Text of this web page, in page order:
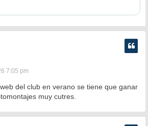
7:05 pm
del club en verano se tiene que ganar
muy cutres.